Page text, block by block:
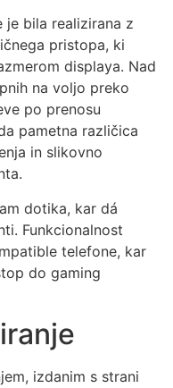
je bila realizirana z
pristopa, ki
displaya. Nad
na voljo preko
po prenosu
pametna različica
in slikovno
dotika, kar dá
Funkcionalnost
telefone, kar
do gaming
izdanim s strani